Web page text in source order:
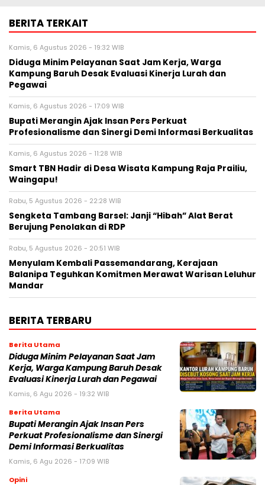
BERITA TERKAIT
Kamis, 6 Agustus 2026 - 19:32 WIB
Diduga Minim Pelayanan Saat Jam Kerja, Warga
Kampung Baruh Desak Evaluasi Kinerja Lurah dan
Pegawai
Kamis, 6 Agustus 2026 - 17:09 WIB
Bupati Merangin Ajak Insan Pers Perkuat
Profesionalisme dan Sinergi Demi Informasi Berkualitas
Kamis, 6 Agustus 2026 - 11:28 WIB
Smart TBN Hadir di Desa Wisata Kampung Raja Prailiu,
Waingapu!
Rabu, 5 Agustus 2026 - 22:28 WIB
Sengketa Tambang Barsel: Janji “Hibah” Alat Berat
Berujung Penolakan di RDP
Rabu, 5 Agustus 2026 - 20:51 WIB
Menyulam Kembali Passemandarang, Kerajaan
Balanipa Teguhkan Komitmen Merawat Warisan Leluhur
Mandar
BERITA TERBARU
Berita Utama
Diduga Minim Pelayanan Saat Jam
Kerja, Warga Kampung Baruh Desak
Evaluasi Kinerja Lurah dan Pegawai
Kamis, 6 Agu 2026 - 19:32 WIB
Berita Utama
Bupati Merangin Ajak Insan Pers
Perkuat Profesionalisme dan Sinergi
Demi Informasi Berkualitas
Kamis, 6 Agu 2026 - 17:09 WIB
Opini